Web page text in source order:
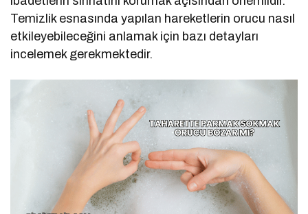
Temizlik esnasında yapılan hareketlerin orucu nasıl
etkileyebileceğini anlamak için bazı detayları
incelemek gerekmektedir.